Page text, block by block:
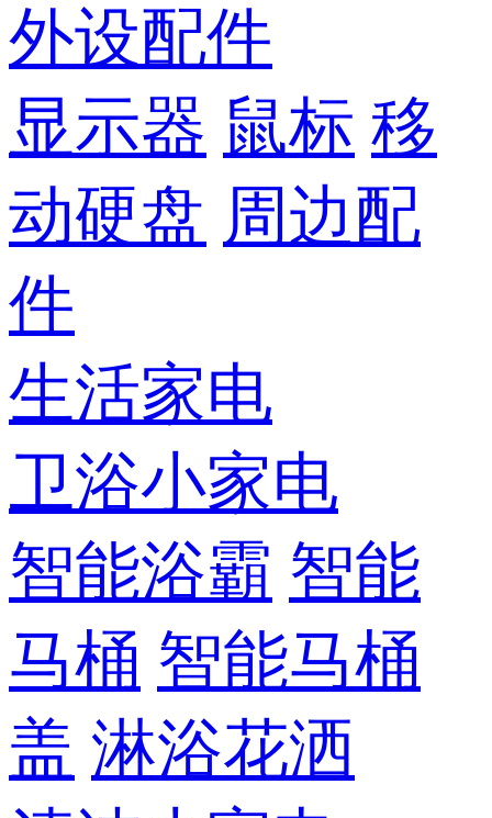
外设配件
显示器 鼠标 移
动硬盘 周边配
件
生活家电
卫浴小家电
智能浴霸 智能
马桶 智能马桶
盖 淋浴花洒